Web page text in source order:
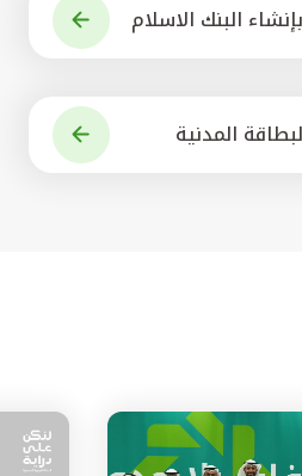
البنك الاسلام
المدنية